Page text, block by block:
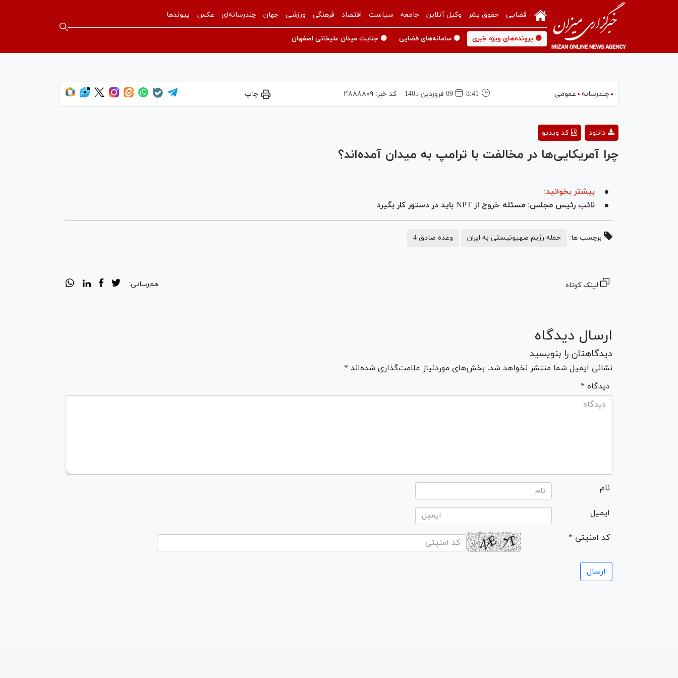
قضایی حقوق بشر وکیل آنلاین جامعه سیاست اقتصاد فرهنگی ورزشی جهان چندرسانه‌ای عکس پیوندها
🟡 پرونده‌های ویژه خبری 🟡 سامانه‌های قضایی 🟡 جنایت میدان علیخانی اصفهان
چندرسانه عمومی 8:41 09 فروردين 1405 کد خبر: ۴۸۸۸۸۰۹ چاپ
Video
کد ویدیو دانلود
چرا آمریکایی‌ها در مخالفت با ترامپ به میدان آمده‌اند؟
بیشتر بخوانید:
نائب رئیس مجلس: مسئله خروج از NPT باید در دستور کار بگیرد
برچسب ها: حمله رژیم صهیونیستی به ایران وعده صادق 4
لینک کوتاه هم‌رسانی:
ارسال دیدگاه
دیدگاهتان را بنویسید
نشانی ایمیل شما منتشر نخواهد شد. بخش‌های موردنیاز علامت‌گذاری شده‌اند *
* دیدگاه
نام
ایمیل
* کد امنیتی